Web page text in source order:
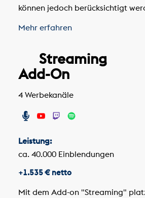
können jedoch berücksichtigt
Mehr erfahren
Streaming
Add-On
4 Werbekanäle
Leistung:
ca. 40.000 Einblendungen
+1.535 € netto
Mit dem Add-on "Streaming"